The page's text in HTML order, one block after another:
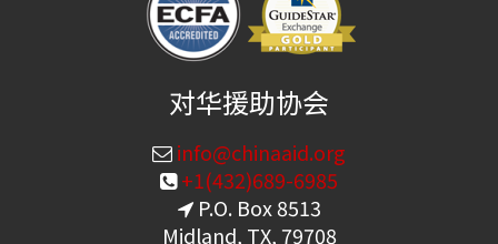
对华援助协会
info@chinaaid.org
+1(432)689-6985
P.O. Box 8513
Midland, TX, 79708